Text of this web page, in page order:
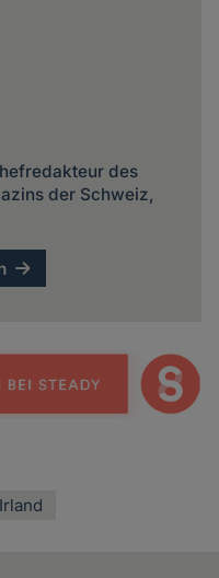
des
der Schweiz,
Irland